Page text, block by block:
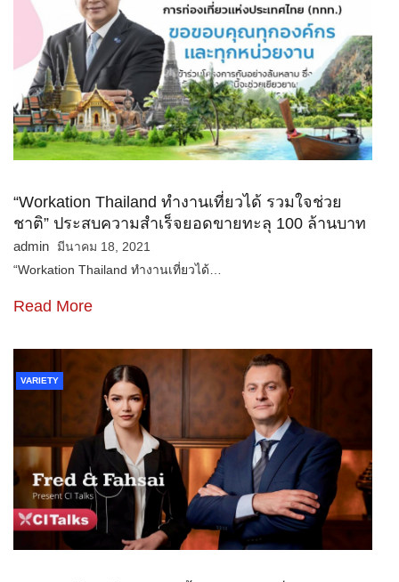
“Workation Thailand ทํางานเที่ยวได้ รวมใจช่วย
ชาติ” ประสบความสำเร็จยอดขายทะลุ 100 ล้านบาท
admin
มีนาคม 18, 2021
“Workation Thailand ทํางานเที่ยวได้…
Read More
VARIETY